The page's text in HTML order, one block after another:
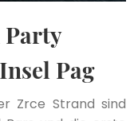
Party
Pag
Zrce Strand sind